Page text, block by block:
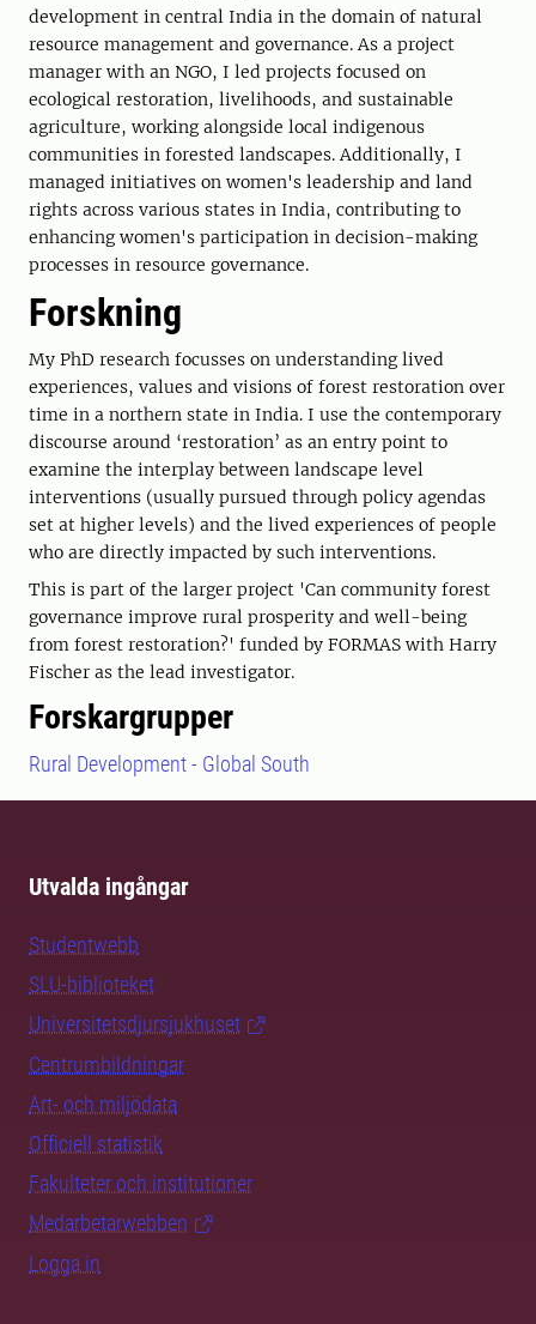
development in central India in the domain of natural
resource management and governance. As a project
manager with an NGO, I led projects focused on
ecological restoration, livelihoods, and sustainable
agriculture, working alongside local indigenous
communities in forested landscapes. Additionally, I
managed initiatives on women's leadership and land
rights across various states in India, contributing to
enhancing women's participation in decision-making
processes in resource governance.
Forskning
My PhD research focusses on understanding lived
experiences, values and visions of forest restoration over
time in a northern state in India. I use the contemporary
discourse around ‘restoration’ as an entry point to
examine the interplay between landscape level
interventions (usually pursued through policy agendas
set at higher levels) and the lived experiences of people
who are directly impacted by such interventions.
This is part of the larger project 'Can community forest
governance improve rural prosperity and well-being
from forest restoration?' funded by FORMAS with Harry
Fischer as the lead investigator.
Forskargrupper
Rural Development - Global South
Utvalda ingångar
Studentwebb
SLU-biblioteket
Universitetsdjursjukhuset
Centrumbildningar
Art- och miljödata
Officiell statistik
Fakulteter och institutioner
Medarbetarwebben
Logga in